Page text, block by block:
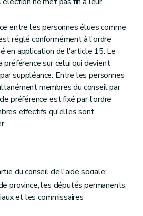
dispositions transitoires, modificatives et abrogatoires
entre les personnes élues comme
réglé conformément à l'ordre
en application de l'article 15. Le
sur celui qui devient
suppléance. Entre les personnes
membres du conseil par
préférence est fixé par l'ordre
effectifs qu'elles sont
du conseil de l'aide sociale:
province, les députés permanents,
et les commissaires